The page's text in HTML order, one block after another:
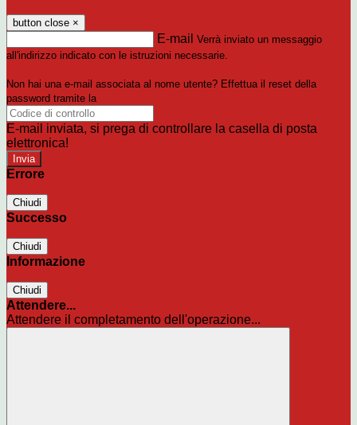
button close ×
E-mail Verrà inviato un messaggio
all'indirizzo indicato con le istruzioni necessarie.
Non hai una e-mail associata al nome utente? Effettua il reset della
password tramite la
E-mail inviata, si prega di controllare la casella di posta
elettronica!
Errore
Chiudi
Successo
Chiudi
Informazione
Chiudi
Attendere...
Attendere il completamento dell'operazione...